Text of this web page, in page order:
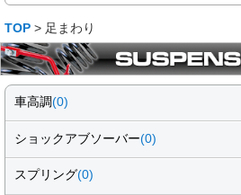
TOP > 足まわり
車高調(0)
ショックアブソーバー(0)
スプリング(0)